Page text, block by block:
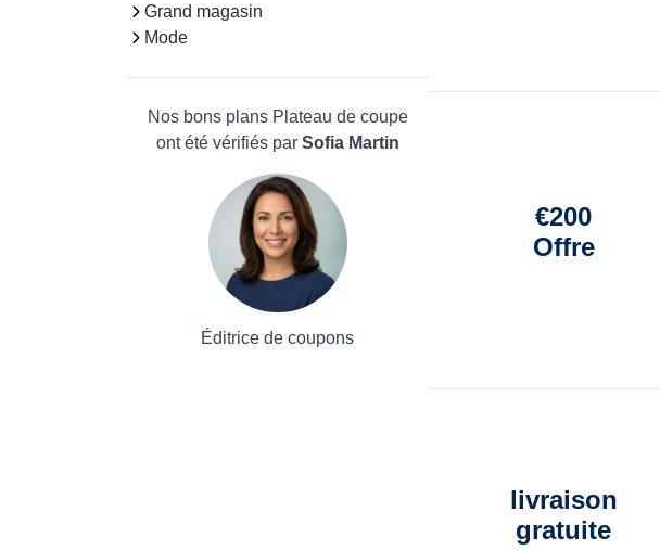
Grand magasin
Mode
Nos bons plans Plateau de coupe
ont été vérifiés par Sofia Martin
Éditrice de coupons
€200
Offre
livraison
gratuite